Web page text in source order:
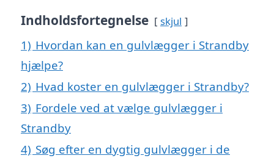
Indholdsfortegnelse skjul
1) Hvordan kan en gulvlægger i Strandby
hjælpe?
2) Hvad koster en gulvlægger i Strandby?
3) Fordele ved at vælge gulvlægger i
Strandby
4) Søg efter en dygtig gulvlægger i de